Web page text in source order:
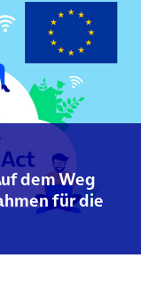
dem Weg
für die